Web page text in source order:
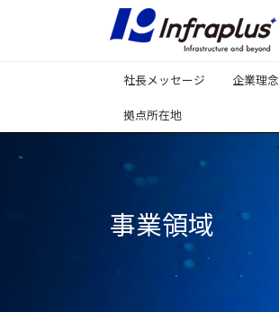
インフォメーション
企業情報
グループ企業
社長メッセージ 企業理念
拠点所在地
事業領域